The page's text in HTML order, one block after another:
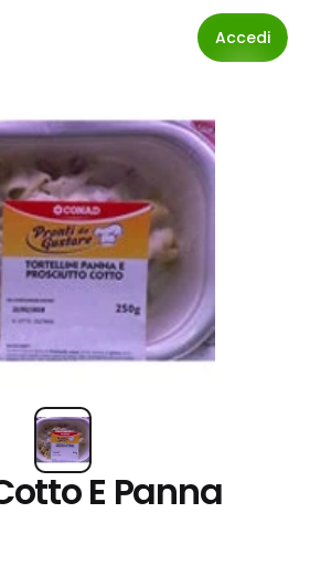
Accedi
E Panna